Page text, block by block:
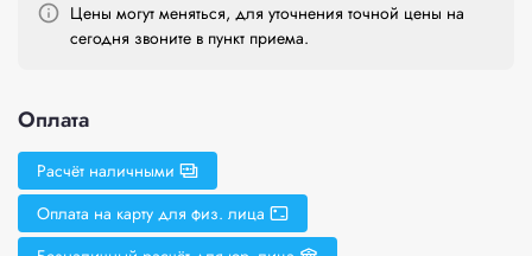
Цены могут меняться, для уточнения точной цены на
сегодня звоните в пункт приема.
Оплата
Расчёт наличными
Оплата на карту для физ. лица